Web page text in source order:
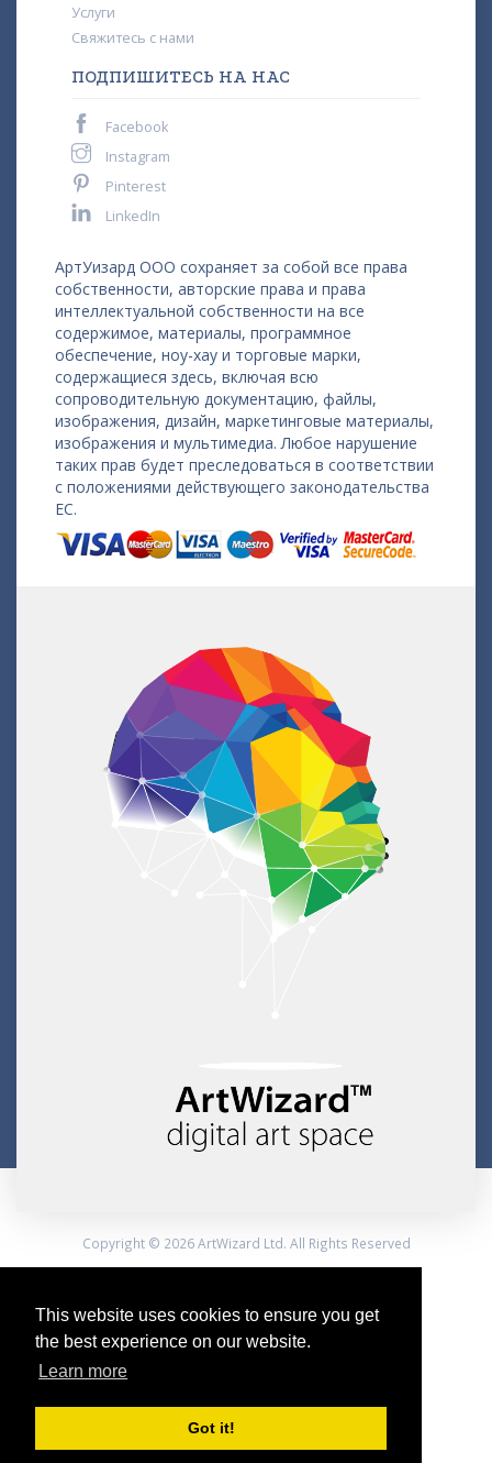
This website uses cookies to ensure you get
the best experience on our website.
Learn more
Got it!
Услуги
Свяжитесь с нами
ПОДПИШИТЕСЬ НА НАС
Facebook
Instagram
Pinterest
LinkedIn
АртУизард ООО сохраняет за собой все права
собственности, авторские права и права
интеллектуальной собственности на все
содержимое, материалы, программное
обеспечение, ноу-хау и торговые марки,
содержащиеся здесь, включая всю
сопроводительную документацию, файлы,
изображения, дизайн, маркетинговые материалы,
изображения и мультимедиа. Любое нарушение
таких прав будет преследоваться в соответствии
с положениями действующего законодательства
ЕС.
Copyright © 2026 ArtWizard Ltd. All Rights Reserved